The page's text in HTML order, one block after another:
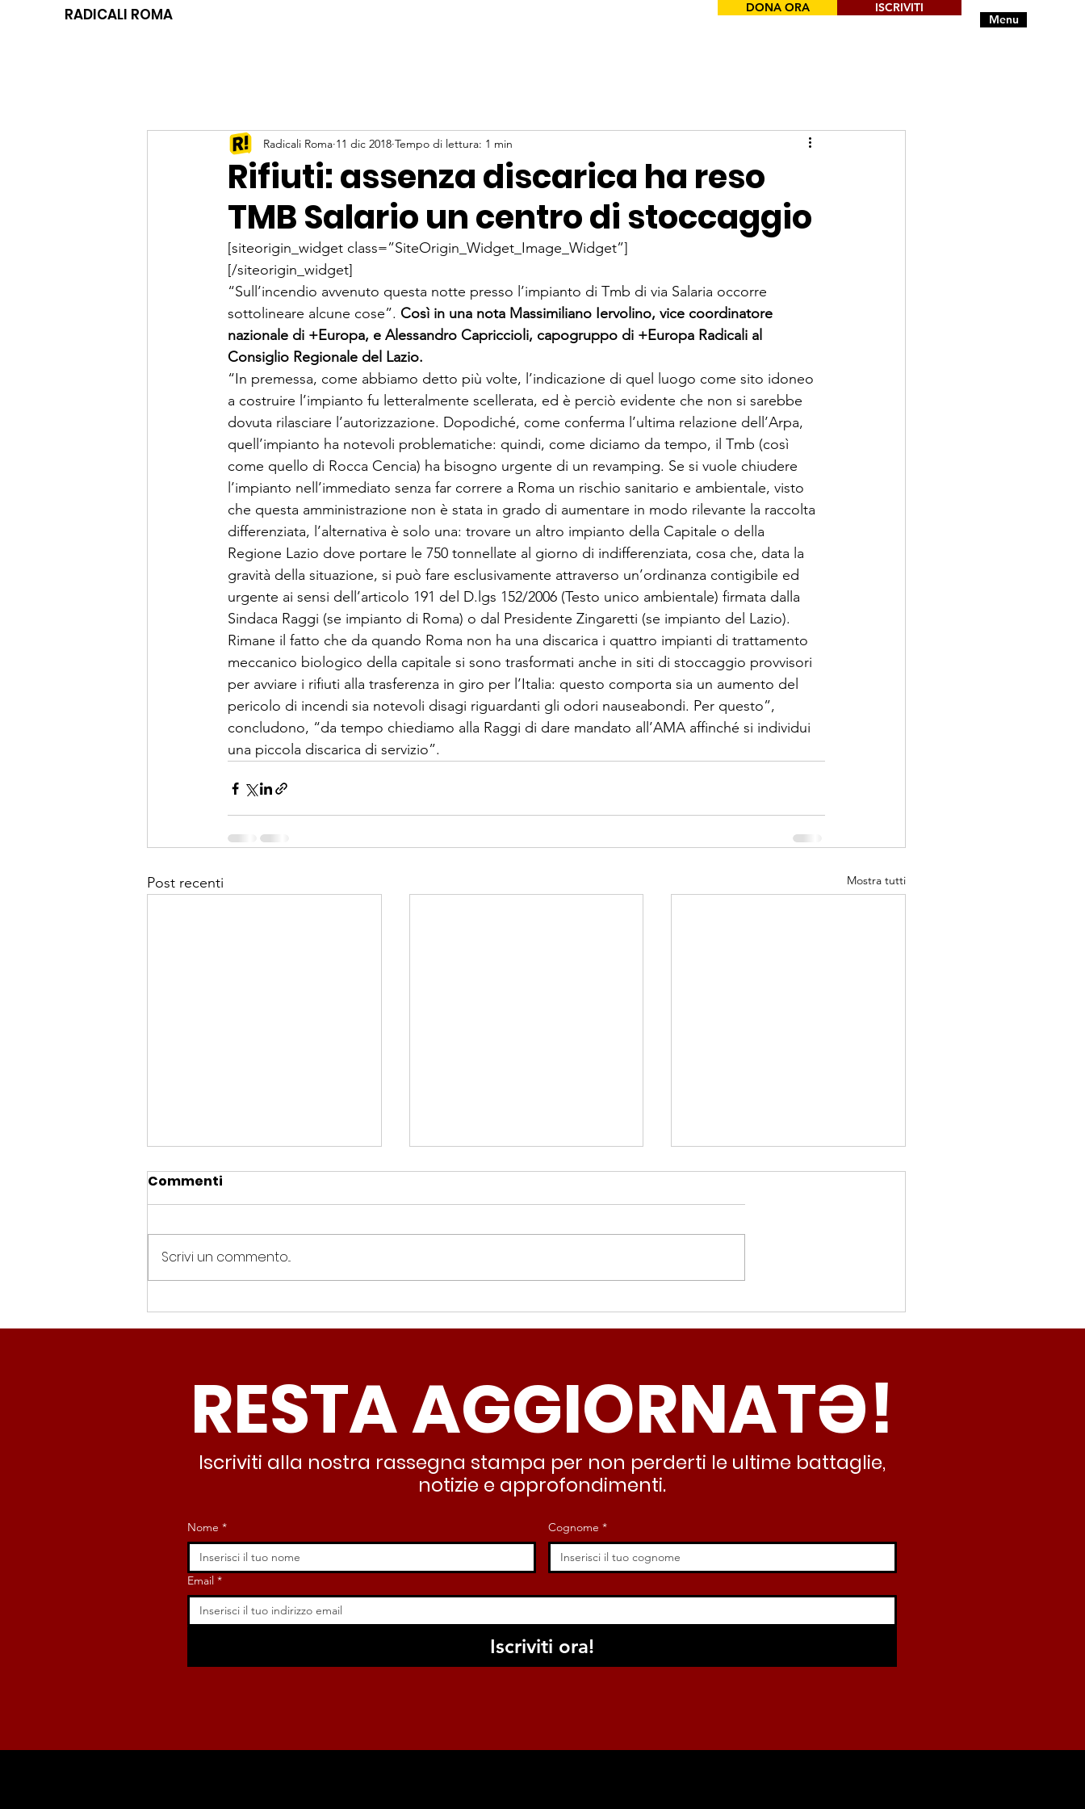
RADICALI ROMA Menu
DONA ORA ISCRIVITI
Rifiuti: assenza discarica ha reso
TMB Salario un centro di stoccaggio
Radicali Roma 11 dic 2018 Tempo di lettura: 1 min
[siteorigin_widget class=”SiteOrigin_Widget_Image_Widget”]
[/siteorigin_widget]
“Sull’incendio avvenuto questa notte presso l’impianto di Tmb di via Salaria occorre
sottolineare alcune cose”. Così in una nota Massimiliano Iervolino, vice coordinatore
nazionale di +Europa, e Alessandro Capriccioli, capogruppo di +Europa Radicali al
Consiglio Regionale del Lazio.
“In premessa, come abbiamo detto più volte, l’indicazione di quel luogo come sito idoneo
a costruire l’impianto fu letteralmente scellerata, ed è perciò evidente che non si sarebbe
dovuta rilasciare l’autorizzazione. Dopodiché, come conferma l’ultima relazione dell’Arpa,
quell’impianto ha notevoli problematiche: quindi, come diciamo da tempo, il Tmb (così
come quello di Rocca Cencia) ha bisogno urgente di un revamping. Se si vuole chiudere
l’impianto nell’immediato senza far correre a Roma un rischio sanitario e ambientale, visto
che questa amministrazione non è stata in grado di aumentare in modo rilevante la raccolta
differenziata, l’alternativa è solo una: trovare un altro impianto della Capitale o della
Regione Lazio dove portare le 750 tonnellate al giorno di indifferenziata, cosa che, data la
gravità della situazione, si può fare esclusivamente attraverso un’ordinanza contigibile ed
urgente ai sensi dell’articolo 191 del D.lgs 152/2006 (Testo unico ambientale) firmata dalla
Sindaca Raggi (se impianto di Roma) o dal Presidente Zingaretti (se impianto del Lazio).
Rimane il fatto che da quando Roma non ha una discarica i quattro impianti di trattamento
meccanico biologico della capitale si sono trasformati anche in siti di stoccaggio provvisori
per avviare i rifiuti alla trasferenza in giro per l’Italia: questo comporta sia un aumento del
pericolo di incendi sia notevoli disagi riguardanti gli odori nauseabondi. Per questo”,
concludono, “da tempo chiediamo alla Raggi di dare mandato all’AMA affinché si individui
una piccola discarica di servizio”.
Post recenti Mostra tutti
Spin Time, Colucci: “Non
solo occupazione: 400
nessuno interviene”
Periferie, Colucci
(Radicali Roma): “La
deve garantire servizi e
dignità”
Termovalorizzatore,
Colucci (Radicali Roma):
lasciando al caos e
all’abusivismo”
Commenti
Scrivi un commento...
RESTA AGGIORNATƏ!
Iscriviti alla nostra rassegna stampa per non perderti le ultime battaglie,
notizie e approfondimenti.
Nome * Cognome *
Email *
Iscriviti ora!